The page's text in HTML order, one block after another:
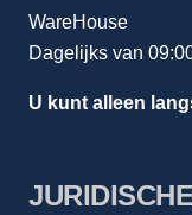
WareHouse
Dagelijks van
U kunt alleen